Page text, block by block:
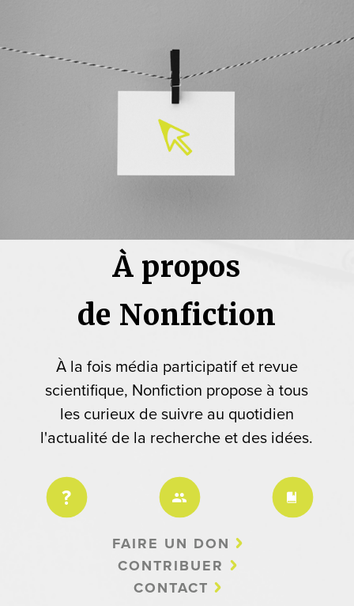
À propos
de Nonfiction
À la fois média participatif et revue
scientifique, Nonfiction propose à tous
les curieux de suivre au quotidien
l'actualité de la recherche et des idées.
FAIRE UN DON
CONTRIBUER
CONTACT